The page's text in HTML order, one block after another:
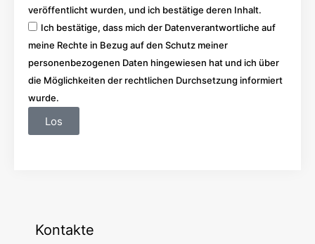
veröffentlicht wurden, und ich bestätige deren Inhalt.
Ich bestätige, dass mich der Datenverantwortliche auf
meine Rechte in Bezug auf den Schutz meiner
personenbezogenen Daten hingewiesen hat und ich über
die Möglichkeiten der rechtlichen Durchsetzung informiert
wurde.
Los
Kontakte